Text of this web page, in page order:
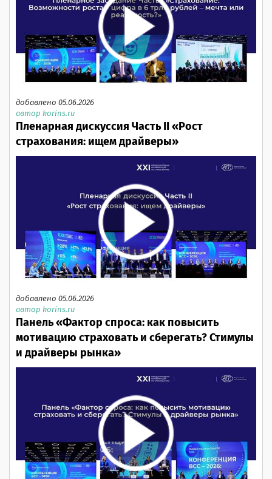
добавлено 05.06.2026
автор korins.ru
Пленарная дискуссия Часть II «Рост
страхования: ищем драйверы»
добавлено 05.06.2026
автор korins.ru
Панель «Фактор спроса: как повысить
мотивацию страховать и сберегать? Стимулы
и драйверы рынка»